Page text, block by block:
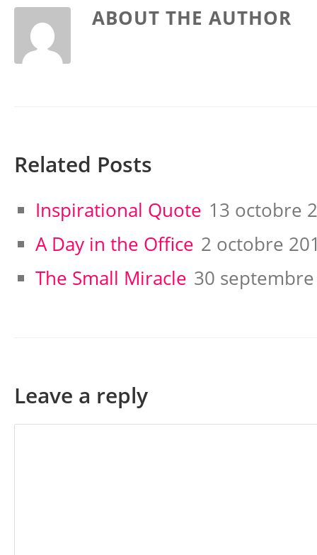
ABOUT THE AUTHOR
Related Posts
Inspirational Quote 13 octobre
A Day in the Office 2 octobre
The Small Miracle 30
Leave a reply